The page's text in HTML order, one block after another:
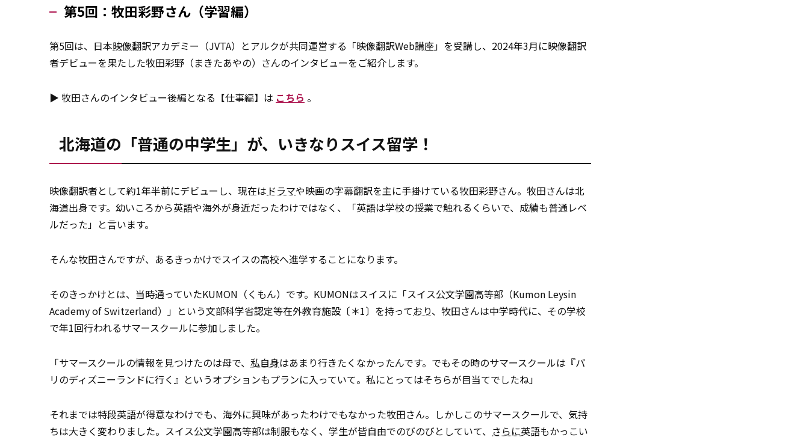
第5回：牧田彩野さん（学習編）
第5回は、日本映像翻訳アカデミー（JVTA）とアルクが共同運営する「映像翻訳Web講座」を受講し、2024年3月に映像翻訳
者デビューを果たした牧田彩野（まきたあやの）さんのインタビューをご紹介します。
▶ 牧田さんのインタビュー後編となる【仕事編】は こちら 。
北海道の「普通の中学生」が、いきなりスイス留学！
映像翻訳者として約1年半前にデビューし、現在は ドラマや映画の字幕翻訳を主に手掛けている牧田彩野さん。牧田さんは北
海道出身です。幼いころから英語や海外が身近だったわけではなく、「英語は学校の授業で触れるくらいで、成績も普通レベ
ルだった」と言います。
そんな牧田さんですが、あるきっかけでスイスの高校へ進学することになります。
そのきっかけとは、当時通っていたKUMON（くもん）です。KUMONはスイスに「スイス公文学園高等部（Kumon Leysin
Academy of Switzerland）」という文部科学省認定等在外教育施設〔＊1〕を持っており、牧田さんは中学時代に、その学校
で年1回行われるサマースクールに参加しました。
「サマースクールの情報を見つけたのは母で、 私自身はあまり行きたくなかったんです。でもその時のサマースクールは『パ
リのディズニーランドに行く』というオプションもプランに入っていて。私にとってはそちらが目当てでしたね」
それまでは特段英語が得意なわけでも、海外に興味があったわけでもなかった牧田さん。しかしこのサマースクールで、気持
ちは大きく変わりました。スイス公文学園高等部は制服もなく、学生が皆自由でのびのびとしていて、 さらに英語もかっこい